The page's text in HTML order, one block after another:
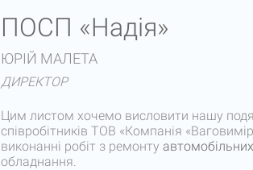
ПОСП «Надія»
ЮРІЙ МАЛЕТА
ДИРЕКТОР
Цим листом хочемо висловити нашу
співробітників ТОВ «Компанія
виконанні робіт з ремонту
обладнання.